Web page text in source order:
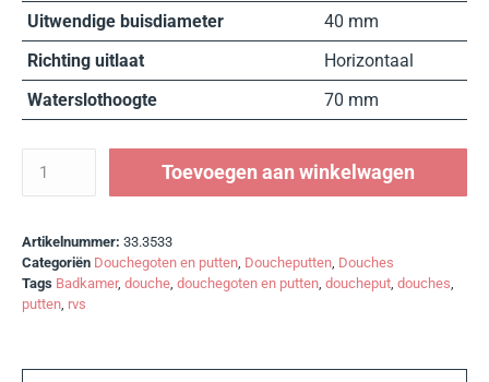
Uitwendige buisdiameter
40 mm
Richting uitlaat
Horizontaal
Waterslothoogte
70 mm
Toevoegen aan winkelwagen
Artikelnummer: 33.3533
Categoriën Douchegoten en putten, Doucheputten, Douches
Tags Badkamer, douche, douchegoten en putten, doucheput, douches,
putten, rvs